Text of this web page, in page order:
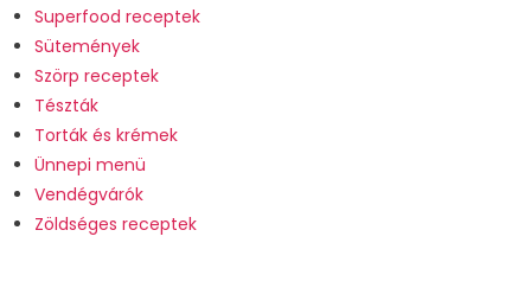
Superfood receptek
Sütemények
Szörp receptek
Tészták
Torták és krémek
Ünnepi menü
Vendégvárók
Zöldséges receptek